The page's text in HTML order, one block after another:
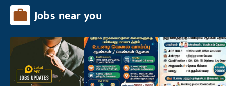
Jobs near you